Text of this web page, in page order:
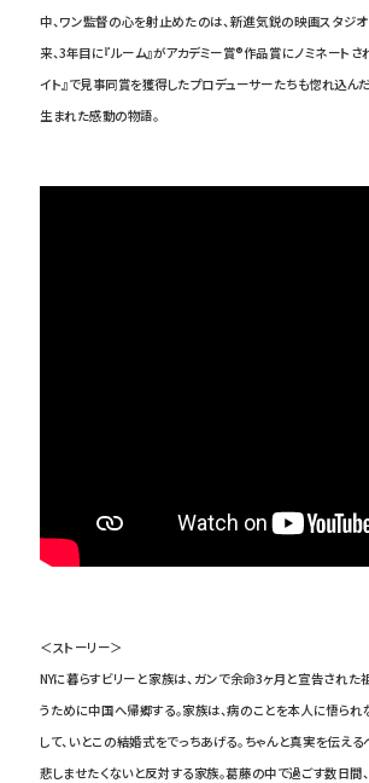
中、ワン監督の心を射止めたのは、新進気鋭の映画スタジオ
来、3年目に『ルーム』がアカデミー賞®作品賞にノミネートさ
イト』で見事同賞を獲得したプロデューサーたちも惚れ込んだ
生まれた感動の物語。
＜ストーリー＞
NYに暮らすビリーと家族は、ガンで余命3ヶ月と宣告され
うために中国へ帰郷する。家族は、病のことを本人に悟られ
して、いとこの結婚式をでっちあげる。ちゃんと真実を伝える
悲しませたくないと反対する家族。葛藤の中で過ごす数日間